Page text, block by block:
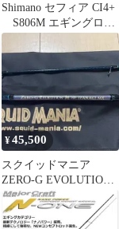
Shimano セフィア CI4+
S806M エギングロッ
ド
¥45,500
スクイッドマニア
ZERO-G EVOLUTION
翔 707